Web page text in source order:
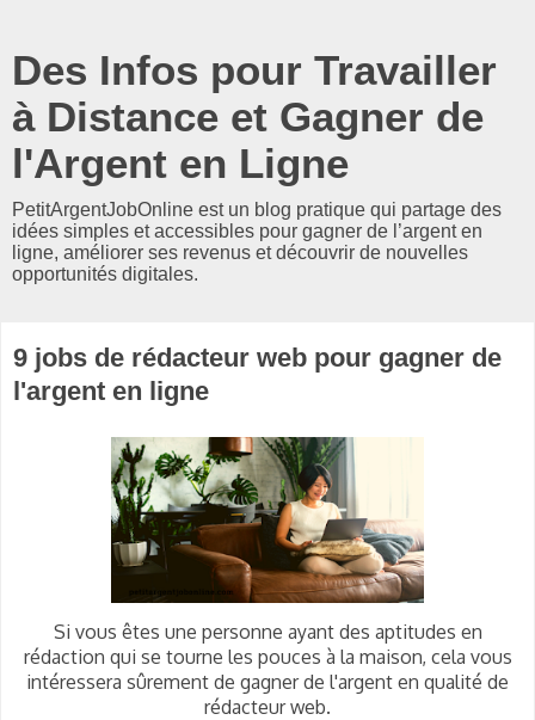
Des Infos pour Travailler
à Distance et Gagner de
l'Argent en Ligne
PetitArgentJobOnline est un blog pratique qui partage des
idées simples et accessibles pour gagner de l’argent en
ligne, améliorer ses revenus et découvrir de nouvelles
opportunités digitales.
9 jobs de rédacteur web pour gagner de
l'argent en ligne
Si vous êtes une personne ayant des aptitudes en
rédaction qui se tourne les pouces à la maison, cela vous
intéressera sûrement de gagner de l'argent en qualité de
rédacteur web.